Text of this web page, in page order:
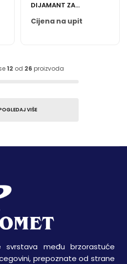
DIJAMANT ZA
KERAMIKU 115MM
Cijena na upit
12 od 26 proizvoda
VIŠE
među brzorastuće
prepoznate od strane